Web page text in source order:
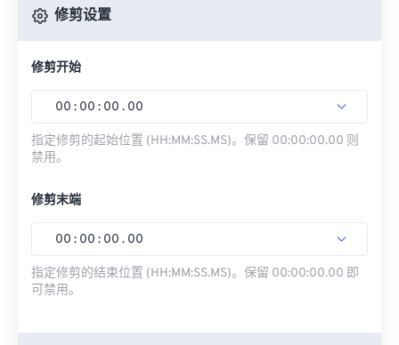
修剪设置
修剪开始
00 : 00 : 00 . 00
指定修剪的起始位置 (HH:MM:SS.MS)。保留 00:00:00.00 则
禁用。
修剪末端
00 : 00 : 00 . 00
指定修剪的结束位置 (HH:MM:SS.MS)。保留 00:00:00.00 即
可禁用。